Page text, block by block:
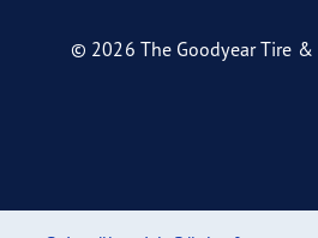
© 2026 The Goodyear Tire &